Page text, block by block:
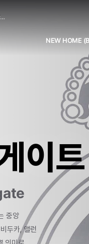
NEW HOME
이트
중앙
비두카, 앨런